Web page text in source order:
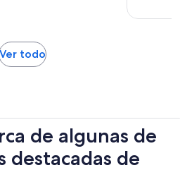
Ver todoSe
de algunas de
destacadas de